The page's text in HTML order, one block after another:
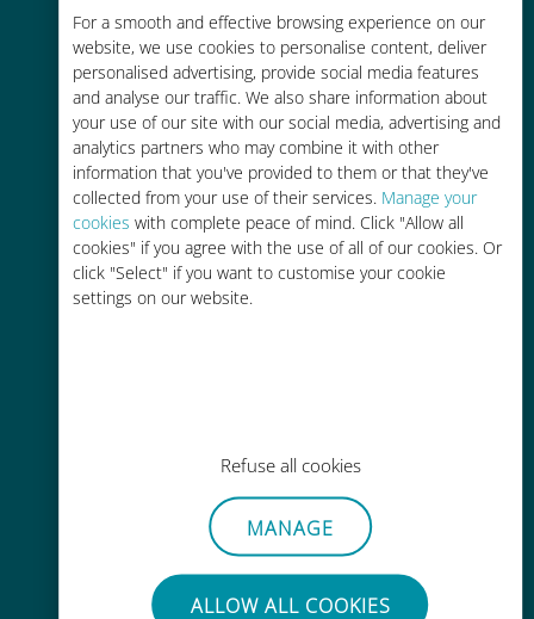
For a smooth and effective browsing experience on our
website, we use cookies to personalise content, deliver
personalised advertising, provide social media features
and analyse our traffic. We also share information about
your use of our site with our social media, advertising and
analytics partners who may combine it with other
information that you've provided to them or that they've
collected from your use of their services. Manage your
cookies with complete peace of mind. Click "Allow all
cookies" if you agree with the use of all of our cookies. Or
click "Select" if you want to customise your cookie
settings on our website.
Refuse all cookies
MANAGE
ALLOW ALL COOKIES
Économique
Jusqu'à 90 % moins cher que les
frais d'itinérance avec votre
opérateur habituel
Recharge facile
Partout via l'app Ubigi, même sans
Sans effort
Pas besoin de retirer votre carte
SIM existante